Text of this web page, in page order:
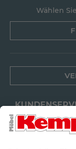
Wählen
FILIALEN